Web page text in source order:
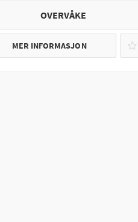
OVERVÅKE
MER INFORMASJON